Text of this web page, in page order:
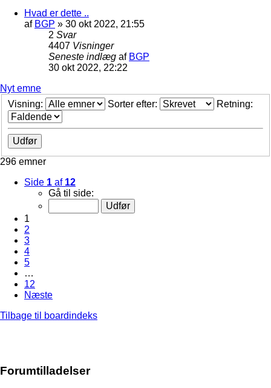
Hvad er dette ..
af BGP » 30 okt 2022, 21:55
2 Svar
4407 Visninger
Seneste indlæg af BGP
30 okt 2022, 22:22
Nyt emne
Visning:
Sorter efter: Retning:
296 emner
Side 1 af 12
Gå til side:
1
2
3
4
5
…
12
Næste
Tilbage til boardindeks
Forumtilladelser